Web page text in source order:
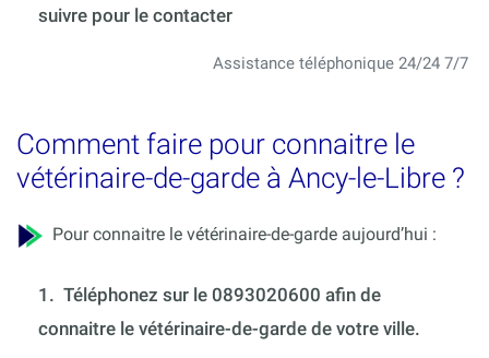
suivre pour le contacter
Assistance téléphonique 24/24 7/7
Comment faire pour connaitre le
vétérinaire-de-garde à Ancy-le-Libre ?
Pour connaitre le vétérinaire-de-garde aujourd’hui :
1. Téléphonez sur le 0893020600 afin de
connaitre le vétérinaire-de-garde de votre ville.